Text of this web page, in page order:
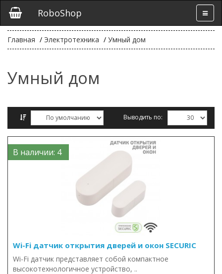
RoboShop
Главная Электротехника Умный дом
Умный дом
Выводить по:
В наличии: 4
Wi-Fi датчик открытия дверей и окон SECURIC
Wi-Fi датчик представляет собой компактное
высокотехнологичное устройство, ..